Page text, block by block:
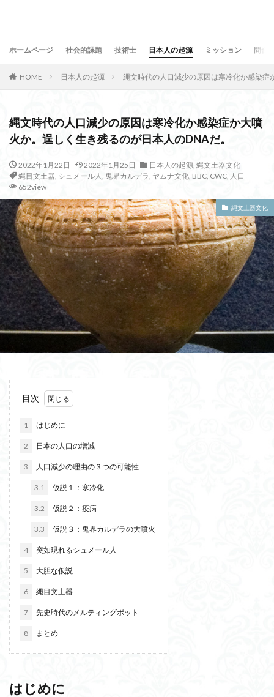
ホームページ 社会的課題 技術士 日本人の起源 ミッション 問合
HOME 日本人の起源 縄文時代の人口減少の原因は寒冷化か感染
縄文時代の人口減少の原因は寒冷化か感染症か大噴
火か。逞しく生き残るのが日本人のDNAだ。
2022年1月22日 2022年1月25日 日本人の起源, 縄文土器文化
縄目文土器, シュメール人, 鬼界カルデラ, ヤムナ文化, BBC, CWC, 人口
652view
縄文土器文化
目次
1 はじめに
2 日本の人口の増減
3 人口減少の理由の３つの可能性
3.1 仮説１：寒冷化
3.2 仮説２：疫病
3.3 仮説３：鬼界カルデラの大噴火
4 突如現れるシュメール人
5 大胆な仮説
6 縄目文土器
7 先史時代のメルティングポット
8 まとめ
はじめに